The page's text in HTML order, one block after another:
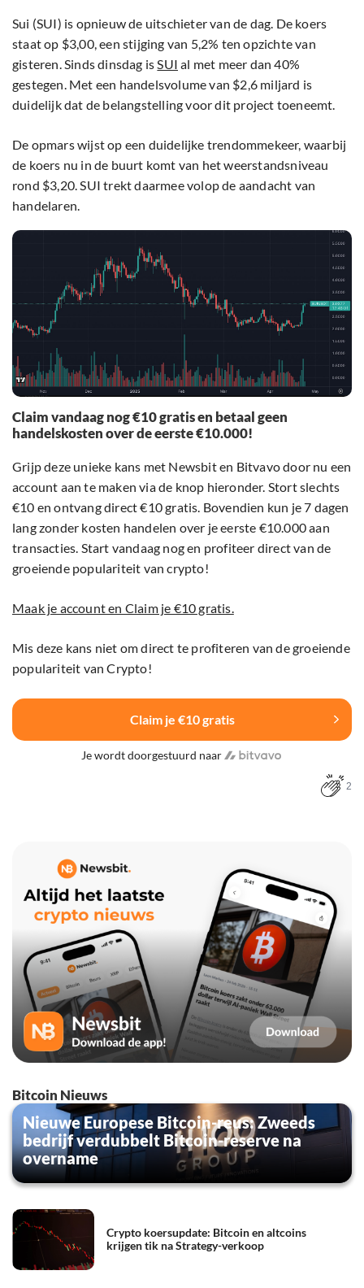
Sui (SUI) is opnieuw de uitschieter van de dag. De koers
staat op $3,00, een stijging van 5,2% ten opzichte van
gisteren. Sinds dinsdag isSUI al met meer dan 40%
gestegen. Met een handelsvolume van $2,6 miljard is
duidelijk dat de belangstelling voor dit project toeneemt.
De opmars wijst op een duidelijke trendommekeer, waarbij
de koers nu in de buurt komt van het weerstandsniveau
rond $3,20. SUI trekt daarmee volop de aandacht van
handelaren.
Claim vandaag nog €10 gratis en betaal geen
handelskosten over de eerste €10.000!
Grijp deze unieke kans met Newsbit en Bitvavo door nu een
account aan te maken via de knop hieronder. Stort slechts
€10 en ontvang direct €10 gratis. Bovendien kun je 7 dagen
lang zonder kosten handelen over je eerste €10.000 aan
transacties. Start vandaag nog en profiteer direct van de
groeiende populariteit van crypto!
Maak je account en Claim je €10 gratis.
Mis deze kans niet om direct te profiteren van de groeiende
populariteit van Crypto!
Claim je €10 gratis
Je wordt doorgestuurd naar
2
Bitcoin Nieuws
Nieuwe Europese Bitcoin-reus: Zweeds
bedrijf verdubbelt Bitcoin-reserve na
overname
Crypto koersupdate: Bitcoin en altcoins
krijgen tik na Strategy-verkoop